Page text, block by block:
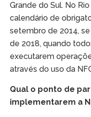
Grande do Sul. No
calendário de
setembro de 2014,
de 2018, quando
executarem
através do uso da
Qual o ponto de
implementarem a